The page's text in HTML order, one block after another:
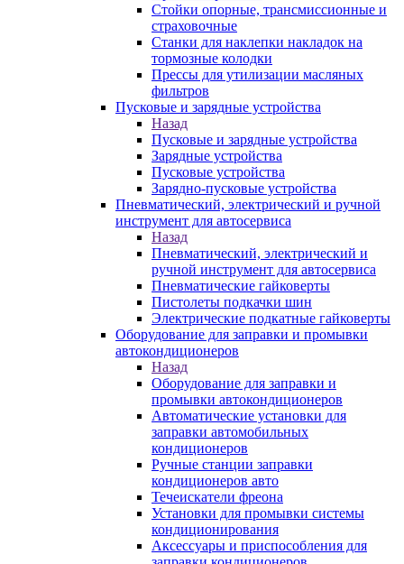
Стойки опорные, трансмиссионные и
страховочные
Станки для наклепки накладок на
тормозные колодки
Прессы для утилизации масляных
фильтров
Пусковые и зарядные устройства
Назад
Пусковые и зарядные устройства
Зарядные устройства
Пусковые устройства
Зарядно-пусковые устройства
Пневматический, электрический и ручной
инструмент для автосервиса
Назад
Пневматический, электрический и
ручной инструмент для автосервиса
Пневматические гайковерты
Пистолеты подкачки шин
Электрические подкатные гайковерты
Оборудование для заправки и промывки
автокондиционеров
Назад
Оборудование для заправки и
промывки автокондиционеров
Автоматические установки для
заправки автомобильных
кондиционеров
Ручные станции заправки
кондиционеров авто
Течеискатели фреона
Установки для промывки системы
кондиционирования
Аксессуары и приспособления для